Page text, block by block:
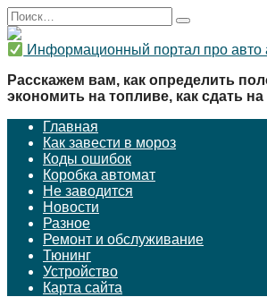
Перейти
к
содержанию
Search
for:
Информационный портал про авто
Расскажем вам, как определить
экономить на топливе, как сдать
Главная
Как завести в мороз
Коды ошибок
Коробка автомат
Не заводится
Новости
Разное
Ремонт и обслуживание
Тюнинг
Устройство
Карта сайта